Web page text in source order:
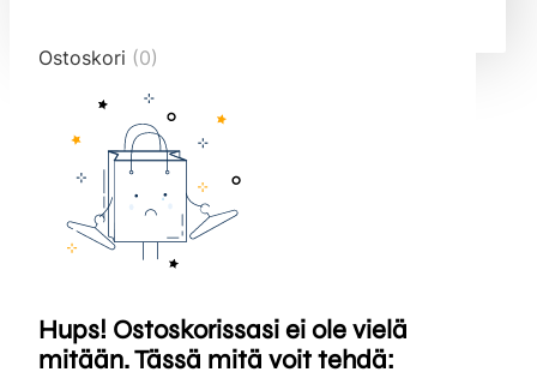
Ostoskori (0)
Hups! Ostoskorissasi ei ole vielä
mitään. Tässä mitä voit tehdä: